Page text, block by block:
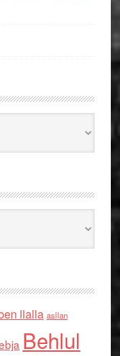
llalla asllan
Behlul